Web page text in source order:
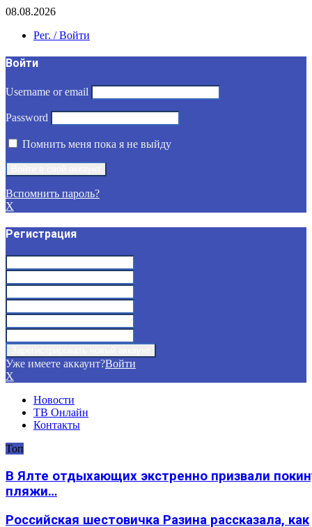
08.08.2026
Рег. / Войти
Войти
Username or email
Password
Помнить меня пока я не выйду
Вспомнить пароль?
X
Регистрация
Уже имеете аккаунт?Войти
X
Новости
ТВ Онлайн
Контакты
Топ
В Ялте отдыхающих экстренно призвали
пляжи…
Российская шестовичка Разина рассказала, как